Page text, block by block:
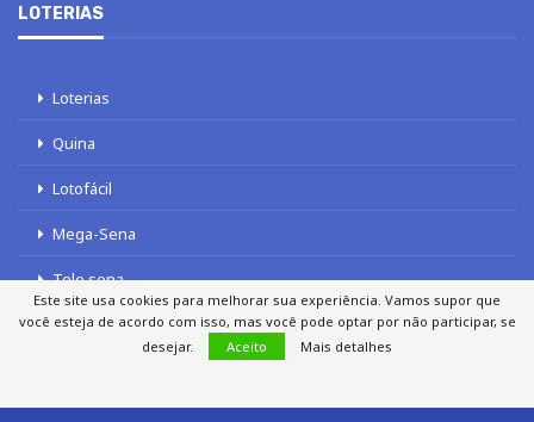
LOTERIAS
Loterias
Quina
Lotofácil
Mega-Sena
Tele sena
Este site usa cookies para melhorar sua experiência. Vamos supor que
você esteja de acordo com isso, mas você pode optar por não participar, se
desejar.
Aceito Mais detalhes